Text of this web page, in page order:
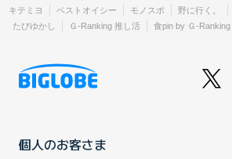
キテミヨ
ベストオイシー モノスポ 野に行く。
たびゆかし
Ｇ-Ranking 推し活 食pin by Ｇ-Ranking
個人のお客さま